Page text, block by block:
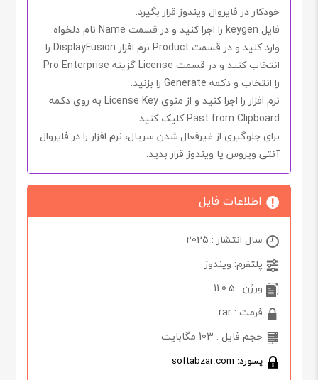
خودکار در فایروال ویندوز قرار بگیرد.
فایل keygen را اجرا کنید و در قسمت Name نام دلخواه
وارد کنید و در قسمت Product نرم افزار DisplayFusion را
انتخاب کنید و در قسمت Licenseگزینه Pro Enterprise
را انتخاب و دکمه Generate را بزنید.
نرم افزار را اجرا کنید و از منویLicense Key به روی دکمه
Past from Clipboardکلیک کنید.
برای جلوگیری از غیرفعال شدن سریال، نرم افزار را در فایروال
آنتی ویروس یا ویندوز قرار بدید.
اطلاعات فایل
سال انتشار : 2025
پلتفرم: ویندوز
ورژن : 11.0.5
فرمت : rar
حجم فایل : 103 مگابایت
پسورد: softabzar.com